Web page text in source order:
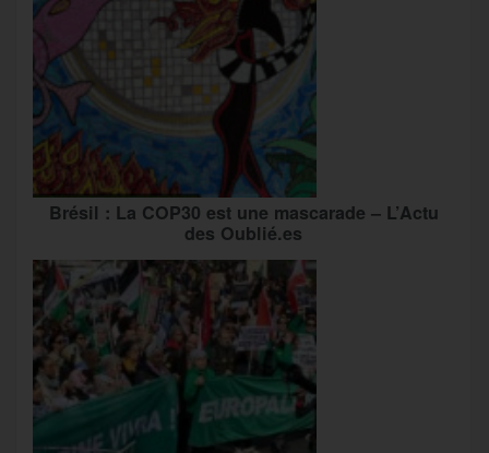
Brésil : La COP30 est une mascarade – L’Actu
des Oublié.es